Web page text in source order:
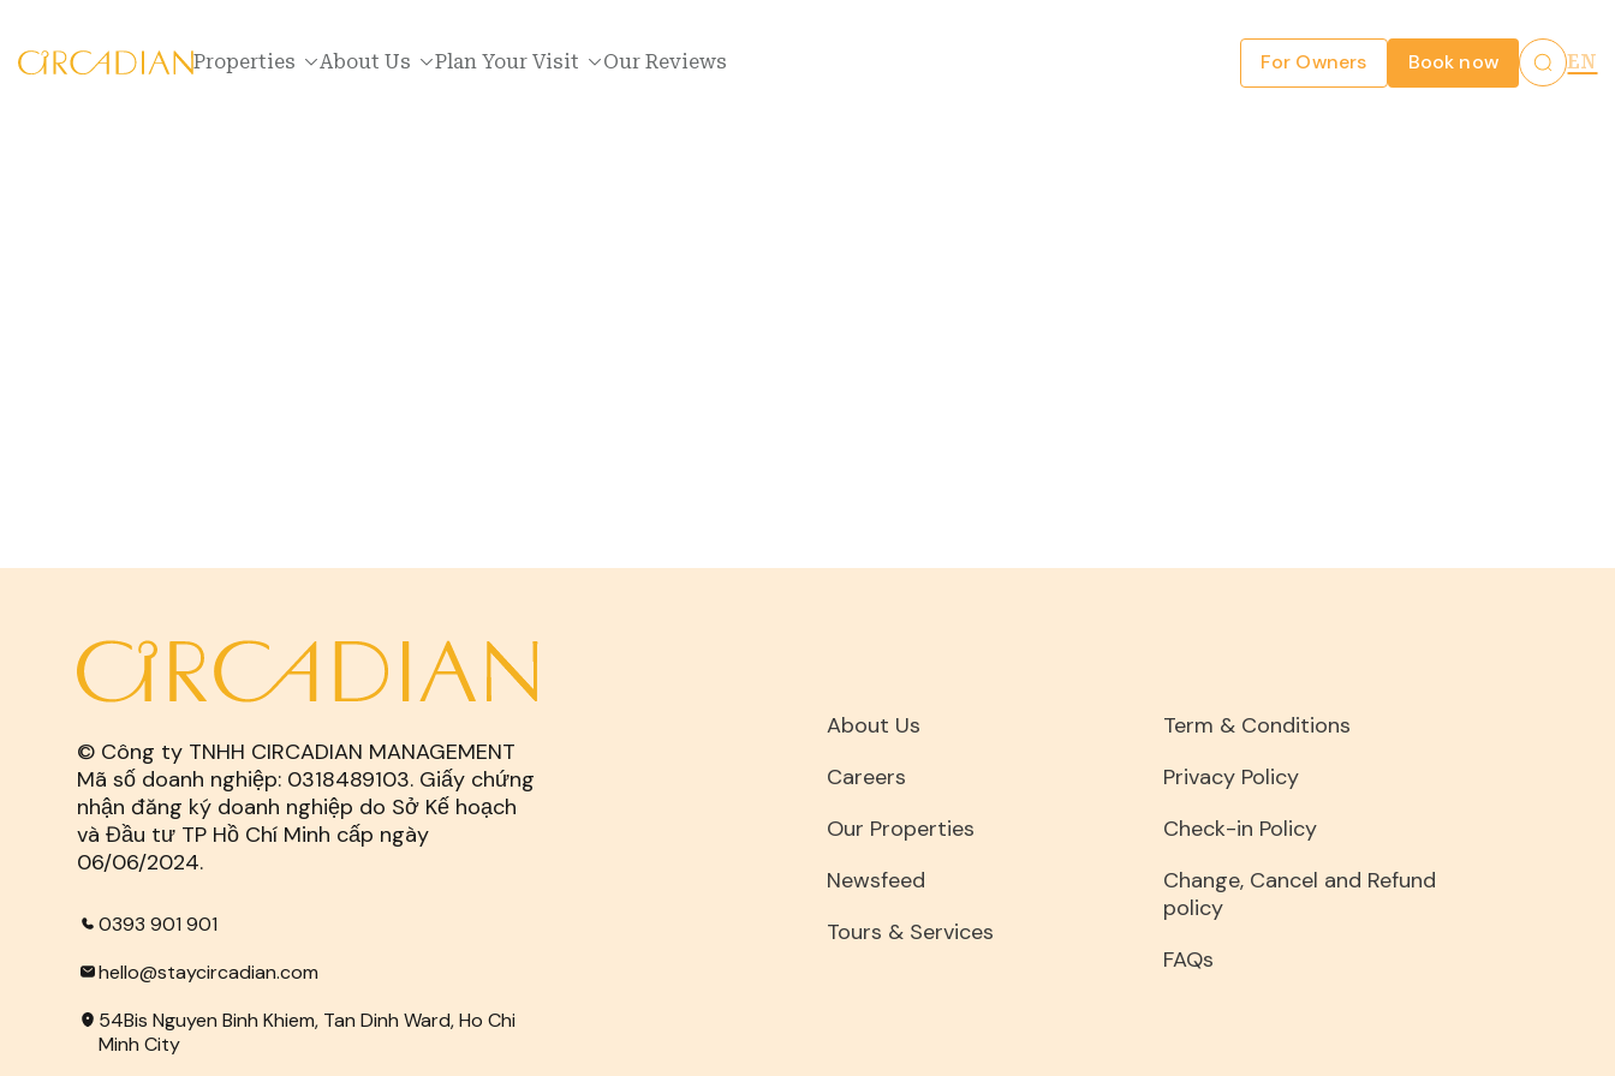
Properties About Us Plan Your Visit Our Reviews For Owners Book now EN
© Công ty TNHH CIRCADIAN MANAGEMENT
Mã số doanh nghiệp: 0318489103. Giấy chứng
nhận đăng ký doanh nghiệp do Sở Kế hoạch
và Đầu tư TP Hồ Chí Minh cấp ngày
06/06/2024.
0393 901 901
hello@staycircadian.com
54Bis Nguyen Binh Khiem, Tan Dinh Ward, Ho Chi
Minh City
About Us
Careers
Our Properties
Newsfeed
Tours & Services
Term & Conditions
Privacy Policy
Check-in Policy
Change, Cancel and Refund
policy
FAQs